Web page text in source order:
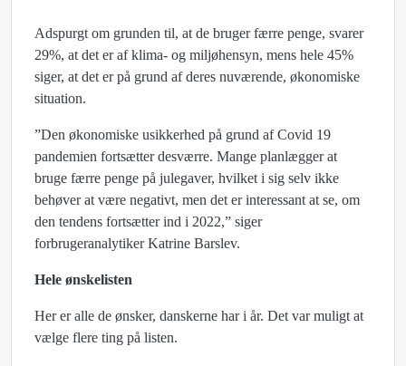
Adspurgt om grunden til, at de bruger færre penge, svarer
29%, at det er af klima- og miljøhensyn, mens hele 45%
siger, at det er på grund af deres nuværende, økonomiske
situation.
”Den økonomiske usikkerhed på grund af Covid 19
pandemien fortsætter desværre. Mange planlægger at
bruge færre penge på julegaver, hvilket i sig selv ikke
behøver at være negativt, men det er interessant at se, om
den tendens fortsætter ind i 2022,” siger
forbrugeranalytiker Katrine Barslev.
Hele ønskelisten
Her er alle de ønsker, danskerne har i år. Det var muligt at
vælge flere ting på listen.